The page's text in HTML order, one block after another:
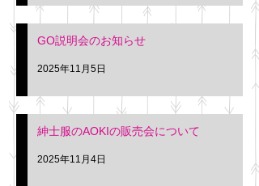
GO説明会のお知らせ
2025年11月5日
紳士服のAOKIの販売会について
2025年11月4日